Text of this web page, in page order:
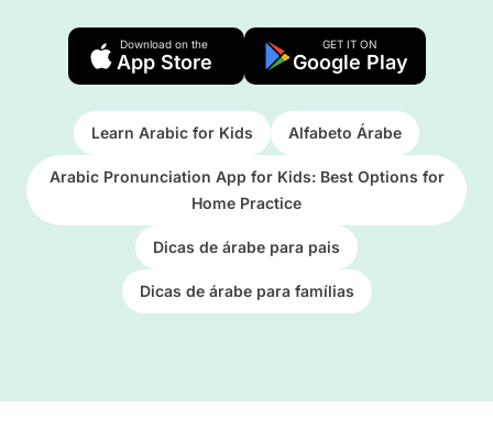
Download on the
App Store
GET IT ON
Google Play
Learn Arabic for Kids Alfabeto Árabe
Arabic Pronunciation App for Kids: Best Options for
Home Practice
Dicas de árabe para pais
Dicas de árabe para famílias